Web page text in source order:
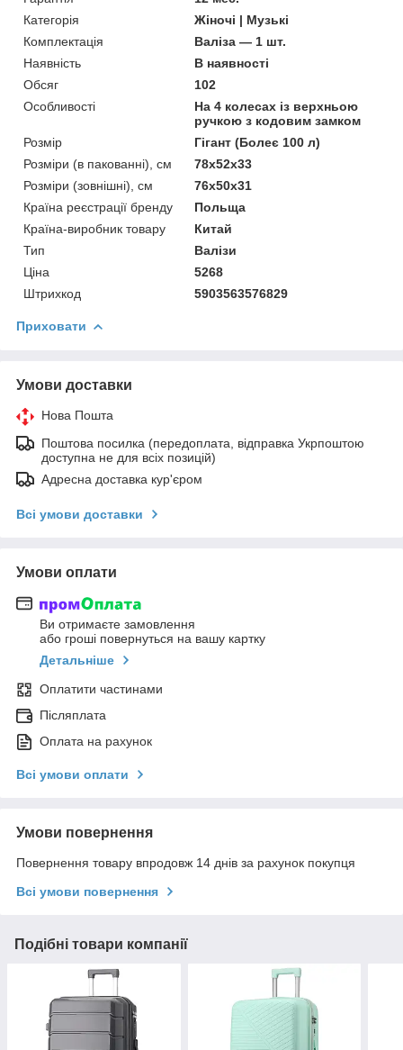
Категорія
Жіночі | Музькі
Комплектація
Валіза — 1 шт.
Наявність
В наявності
Обсяг
102
Особливості
На 4 колесах із верхньою
ручкою з кодовим замком
Розмір
Гігант (Болеє 100 л)
Розміри (в пакованні), см
78x52x33
Розміри (зовнішні), см
76x50x31
Країна реєстрації бренду
Польща
Країна-виробник товару
Китай
Тип
Валізи
Ціна
5268
Штрихкод
5903563576829
Приховати
Умови доставки
Нова Пошта
Поштова посилка (передоплата, відправка Укрпоштою
доступна не для всіх позицій)
Адресна доставка кур'єром
Всі умови доставки
Умови оплати
Ви отримаєте замовлення
або гроші повернуться на вашу картку
Детальніше
Оплатити частинами
Післяплата
Оплата на рахунок
Всі умови оплати
Умови повернення
Повернення товару впродовж 14 днів за рахунок покупця
Всі умови повернення
Подібні товари компанії